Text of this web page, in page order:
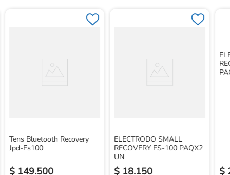
Tens Bluetooth Recovery
Jpd-Es100
$ 149.500
ELECTRODO SMALL
RECOVERY ES-100 PAQX2
UN
$ 18.150 $